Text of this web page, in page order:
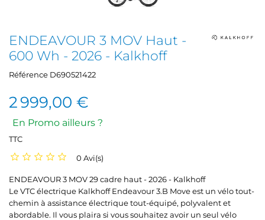
ENDEAVOUR 3 MOV Haut -
600 Wh - 2026 - Kalkhoff
Référence D690521422
2 999,00 €
En Promo ailleurs ?
TTC
0 Avi(s)
ENDEAVOUR 3 MOV 29 cadre haut - 2026 - Kalkhoff
Le VTC électrique Kalkhoff Endeavour 3.B Move est un vélo tout-
chemin à assistance électrique tout-équipé, polyvalent et
abordable. Il vous plaira si vous souhaitez avoir un seul vélo